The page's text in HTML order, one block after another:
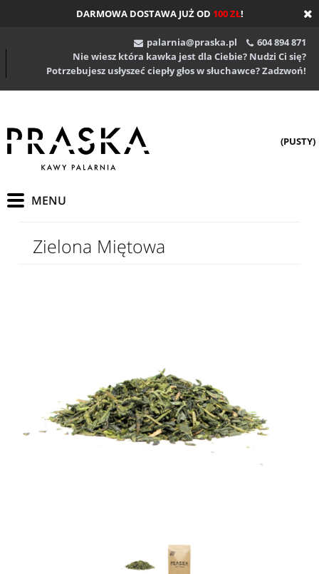
DARMOWA DOSTAWA JUŻ OD 100 ZŁ!
palarnia@praska.pl
604 894 871
Nie wiesz która kawka jest dla Ciebie? Nudzi Ci się?
Potrzebujesz usłyszeć ciepły głos w słuchawce? Zadzwoń!
(PUSTY)
Zielona Miętowa